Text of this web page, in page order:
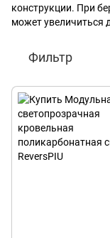
конструкции. При
может увеличиться
Фильтр